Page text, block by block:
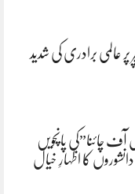
عالمی برادری کی شدید
چائنا”کی پانچویں
کا اظہارِ خیال